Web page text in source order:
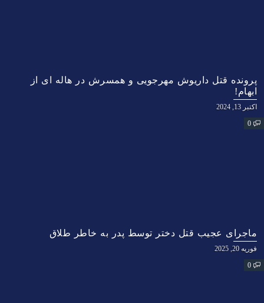
پرونده قتل داریوش مهرجویی و همسرش در هاله ای از
ابهام!
اکتبر 13, 2024
0
ماجرای عجیب قتل دختر توسط پدر به خاطر طلاق
فوریه 20, 2025
0